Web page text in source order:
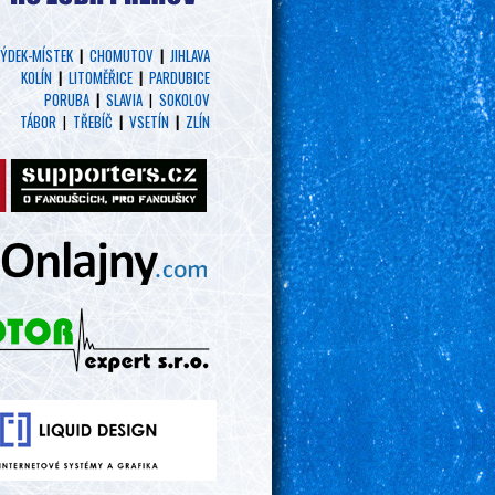
MÍSTEK| CHOMUTOV | JIHLAVA
KOLÍN | LITOMĚŘICE | PARDUBICE
PORUBA | SLAVIA | SOKOLOV
TÁBOR | TŘEBÍČ | VSETÍN | ZLÍN